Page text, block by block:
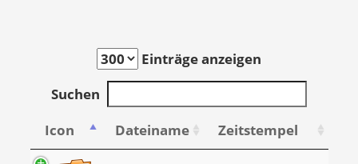
Einträge anzeigen
Suchen
Icon
Dateiname Zeitstempel